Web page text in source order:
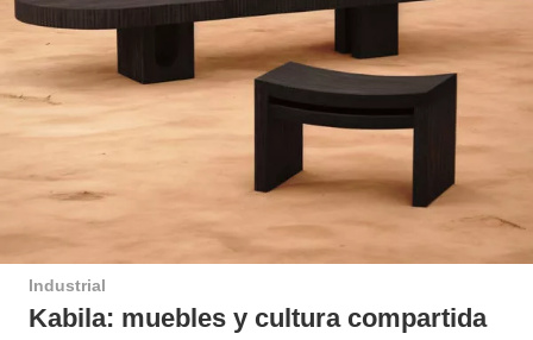
Industrial
Kabila: muebles y cultura compartida